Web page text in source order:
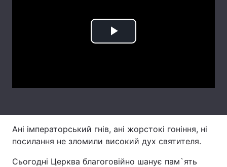
Play
Ані імператорський гнів, ані жорстокі гоніння, ні
посилання не зломили високий дух святителя.
Сьогодні Церква благоговійно шанує пам`ять